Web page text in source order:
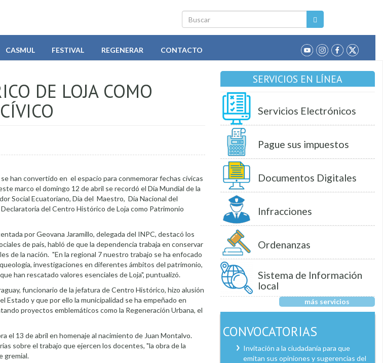
Buscar
CASMUL FESTIVAL REGENERAR CONTACTO
DE LOJA COMO
han convertido en el espacio para conmemorar fechas cívicas
marco el domingo 12 de abril se recordó el Día Mundial de la
Social Ecuatoriano, Día del Maestro, Día Nacional del
del Centro Histórico de Loja como Patrimonio
por Geovana Jaramillo, delegada del INPC, destacó los
de país, habló de que la dependencia trabaja en conservar
de la nación. "En la regional 7 nuestro trabajo se ha enfocado
investigaciones en diferentes ámbitos del patrimonio,
han rescatado valores esenciales de Loja", puntualizó.
funcionario de la jefatura de Centro Histórico, hizo alusión
y que por ello la municipalidad se ha empeñado en
proyectos emblemáticos como la Regeneración Urbana, el
el 13 de abril en homenaje al nacimiento de Juan Montalvo.
sobre el trabajo que ejercen los docentes, "la obra de la
gremial.
SERVICIOS EN LÍNEA
Servicios Electrónicos
Pague sus impuestos
Documentos Digitales
Infracciones
Ordenanzas
Sistema de Información
local
más servicios
CONVOCATORIAS
Invitación a la ciudadanía para que
emitan sus opiniones y sugerencias del